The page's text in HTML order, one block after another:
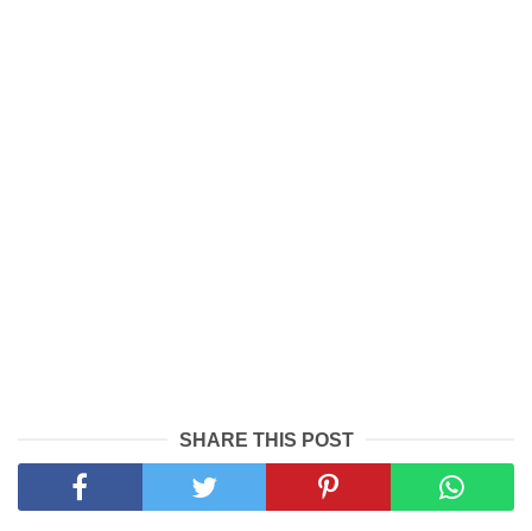
SHARE THIS POST